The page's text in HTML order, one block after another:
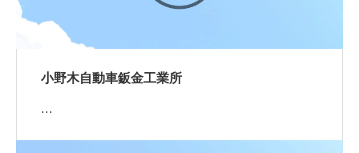
小野木自動車鈑金工業所
…